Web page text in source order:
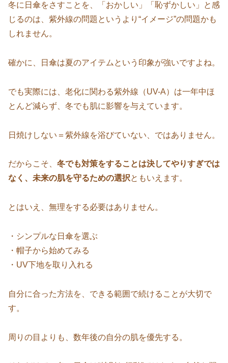
冬に日傘をさすことを、「おかしい」「恥ずかしい」と感
じるのは、紫外線の問題というより“イメージ”の問題かも
しれません。
確かに、日傘は夏のアイテムという印象が強いですよね。
でも実際には、老化に関わる紫外線（UV-A）は一年中ほ
とんど減らず、冬でも肌に影響を与えています。
日焼けしない＝紫外線を浴びていない、ではありません。
だからこそ、 冬でも対策をすることは決してやりすぎでは
なく、未来の肌を守るための選択ともいえます。
とはいえ、無理をする必要はありません。
・シンプルな日傘を選ぶ
・帽子から始めてみる
・UV下地を取り入れる
自分に合った方法を、できる範囲で続けることが大切で
す。
周りの目よりも、数年後の自分の肌を優先する。